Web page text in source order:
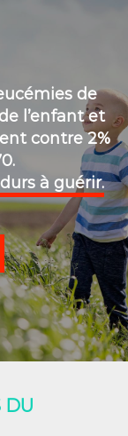
de
l’enfant et
contre 2%
à guérir.
DU